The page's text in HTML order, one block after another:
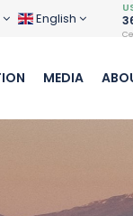
English
MEDIA